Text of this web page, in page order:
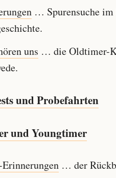
… Spurensuche im
uns … die Oldtimer-
und Probefahrten
und Youngtimer
… der